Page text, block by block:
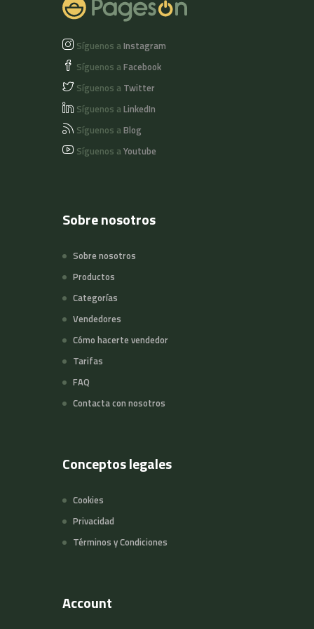
Síguenos aInstagram
Síguenos aFacebook
Síguenos a Twitter
Síguenos aLinkedIn
Síguenos aBlog
Síguenos aYoutube
Sobre nosotros
Sobre nosotros
Productos
Categorías
Vendedores
Cómo hacerte vendedor
Tarifas
FAQ
Contacta con nosotros
Conceptos legales
Cookies
Privacidad
Términos y Condiciones
Account